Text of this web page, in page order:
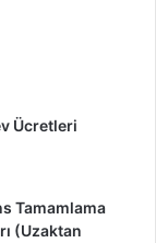
Ücretleri
Tamamlama
(Uzaktan